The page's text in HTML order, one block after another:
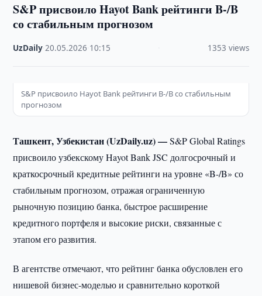
​​​​​​​S&P присвоило Hayot Bank рейтинги B-/B
со стабильным прогнозом
UzDaily ·20.05.2026 10:15 1353 views
S&P присвоило Hayot Bank рейтинги B-/B со стабильным
прогнозом
Ташкент, Узбекистан (UzDaily.uz) —S&P Global Ratings
присвоило узбекскому Hayot Bank JSC долгосрочный и
краткосрочный кредитные рейтинги на уровне «B-/B» со
стабильным прогнозом, отражая ограниченную
рыночную позицию банка, быстрое расширение
кредитного портфеля и высокие риски, связанные с
этапом его развития.
В агентстве отмечают, что рейтинг банка обусловлен его
нишевой бизнес-моделью и сравнительно короткой